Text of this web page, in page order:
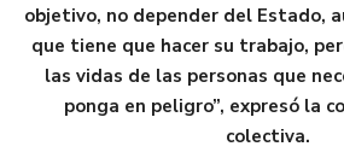
objetivo, no depender del Estado,
que tiene que hacer su trabajo,
las vidas de las personas que
ponga en peligro”, expresó la
colectiva.